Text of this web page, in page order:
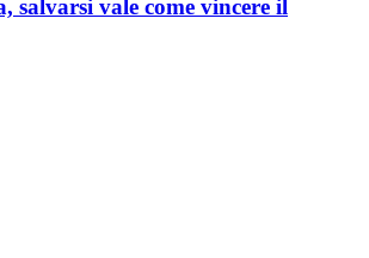
salvarsi vale come vincere il